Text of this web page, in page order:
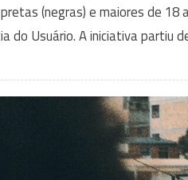
(negras) e maiores de
do Usuário. A iniciativa partiu